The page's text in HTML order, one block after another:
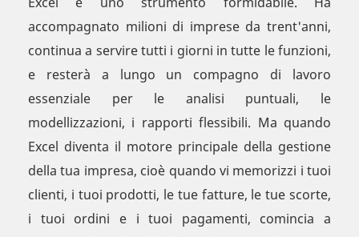
accompagnato milioni di imprese da trent'anni,
continua a servire tutti i giorni in tutte le funzioni,
e resterà a lungo un compagno di lavoro
essenziale per le analisi puntuali, le
modellizzazioni, i rapporti flessibili. Ma quando
Excel diventa il motore principale della gestione
della tua impresa, cioè quando vi memorizzi i tuoi
clienti, i tuoi prodotti, le tue fatture, le tue scorte,
i tuoi ordini e i tuoi pagamenti, comincia a